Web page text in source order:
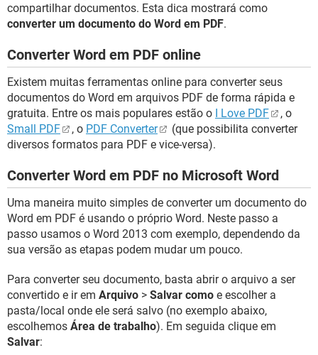
compartilhar documentos. Esta dica mostrará como
converter um documento do Word em PDF.
Converter Word em PDF online
Existem muitas ferramentas online para converter seus
documentos do Word em arquivos PDF de forma rápida e
gratuita. Entre os mais populares estão o I Love PDF
, o
Small PDF
, o PDF Converter
(que possibilita converter
diversos formatos para PDF e vice-versa).
Converter Word em PDF no Microsoft Word
Uma maneira muito simples de converter um documento do
Word em PDF é usando o próprio Word. Neste passo a
passo usamos o Word 2013 com exemplo, dependendo da
sua versão as etapas podem mudar um pouco.
Para converter seu documento, basta abrir o arquivo a ser
convertido e ir em Arquivo > Salvar como e escolher a
pasta/local onde ele será salvo (no exemplo abaixo,
escolhemos Área de trabalho). Em seguida clique em
Salvar: